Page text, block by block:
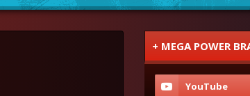
+ MEGA POWER